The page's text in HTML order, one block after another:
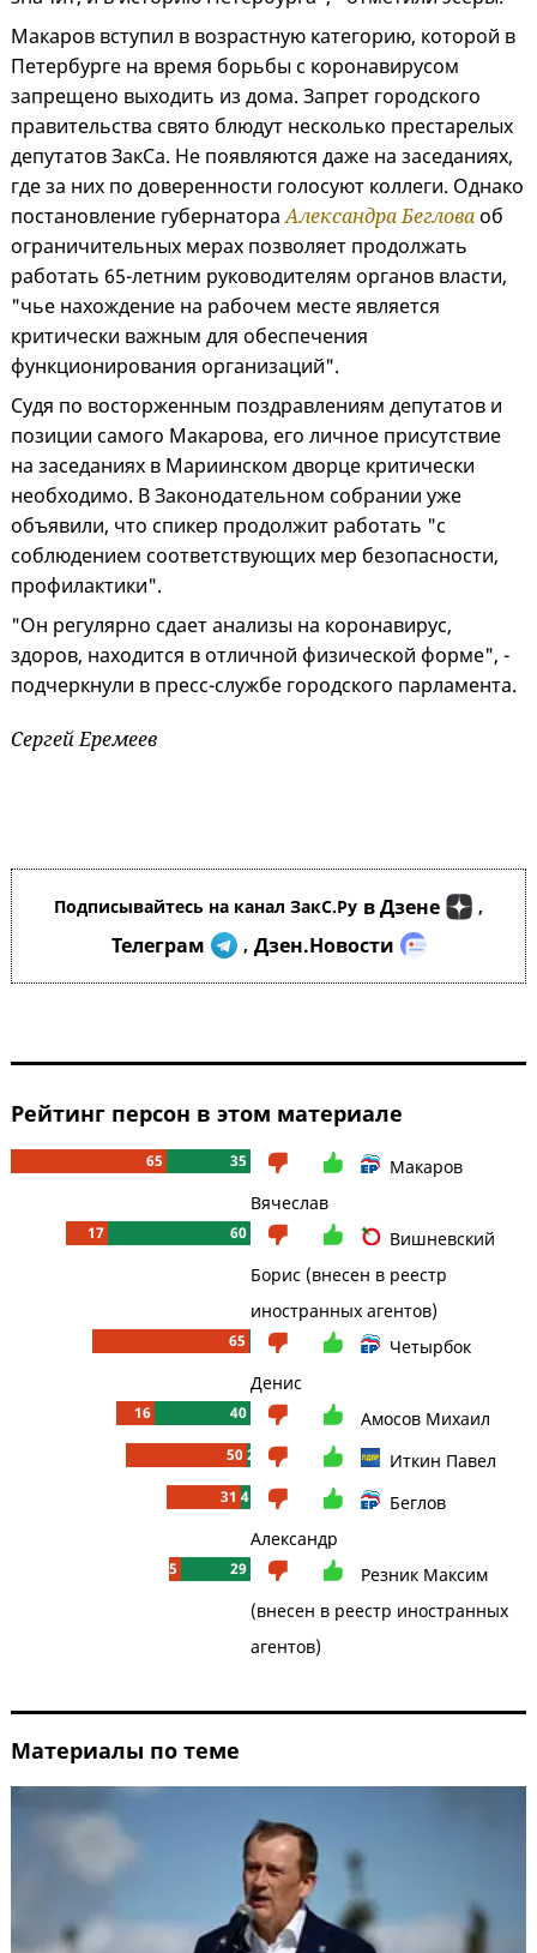
Макаров вступил в возрастную категорию, которой в
Петербурге на время борьбы с коронавирусом
запрещено выходить из дома. Запрет городского
правительства свято блюдут несколько престарелых
депутатов ЗакСа. Не появляются даже на заседаниях,
где за них по доверенности голосуют коллеги. Однако
постановление губернатораАлександра Беглова об
ограничительных мерах позволяет продолжать
работать 65-летним руководителям органов власти,
"чье нахождение на рабочем месте является
критически важным для обеспечения
функционирования организаций".
Судя по восторженным поздравлениям депутатов и
позиции самого Макарова, его личное присутствие
на заседаниях в Мариинском дворце критически
необходимо. В Законодательном собрании уже
объявили, что спикер продолжит работать "с
соблюдением соответствующих мер безопасности,
профилактики".
"Он регулярно сдает анализы на коронавирус,
здоров, находится в отличной физической форме", -
подчеркнули в пресс-службе городского парламента.
Сергей Еремеев
Подписывайтесь на канал ЗакС.Ру в Дзене ,
Телеграм , Дзен.Новости
Рейтинг персон в этом материале
65 35
Макаров
Вячеслав
17 60
Вишневский
Борис (внесен в реестр
иностранных агентов)
65 1
Четырбок
Денис
16 40 Амосов Михаил
502 Иткин Павел
314
Беглов
Александр
5 29
Резник Максим
(внесен в реестр иностранных
агентов)
Материалы по теме